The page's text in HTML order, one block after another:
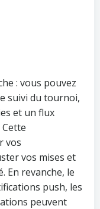
: vous pouvez
suivi du tournoi,
et un flux
vos
vos mises et
En revanche, le
push, les
peuvent